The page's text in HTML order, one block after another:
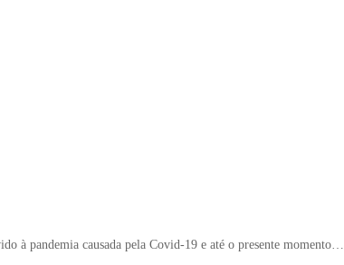
à pandemia causada pela Covid-19 e até o presente momento…